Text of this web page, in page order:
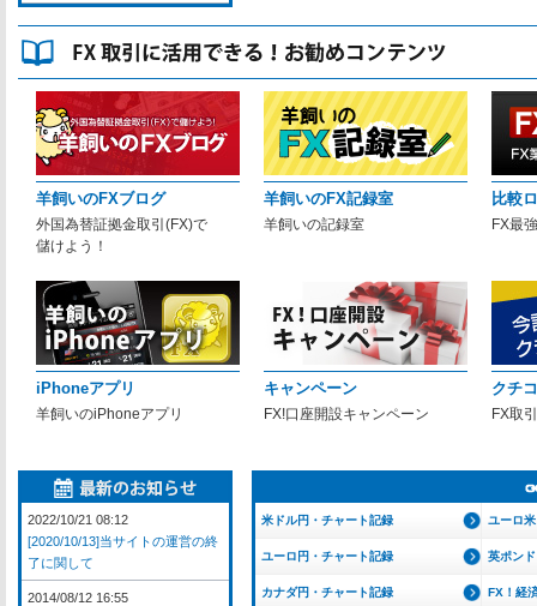
羊飼いのFXブログ
外国為替証拠金取引(FX)で
儲けよう！
羊飼いのFX記録室
羊飼いの記録室
比較
FX最
iPhoneアプリ
羊飼いのiPhoneアプリ
キャンペーン
FX!口座開設キャンペーン
クチ
FX取
米ドル円・チャート記録 ユーロ
ユーロ円・チャート記録 英ポン
カナダ円・チャート記録 FX！経
2022/10/21 08:12
[2020/10/13]当サイトの運営の終
了に関して
2014/08/12 16:55